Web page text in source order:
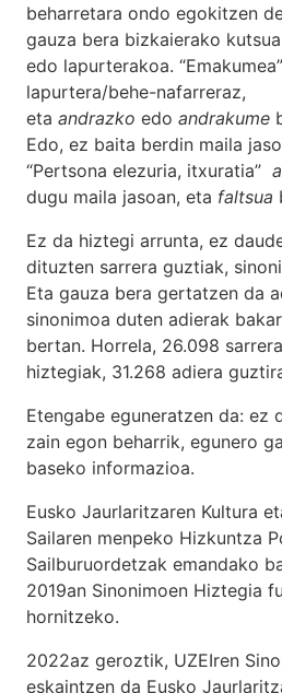
beharretara ondo egokitzen
gauza bera bizkaierako
edo lapurterakoa. “Emakumea”
lapurtera/behe-nafarreraz,
eta andrazko edo andrakume
Edo, ez baita berdin maila
“Pertsona elezuria, itxuratia”
dugu maila jasoan, eta faltsua
Ez da hiztegi arrunta, ez
dituzten sarrera guztiak,
Eta gauza bera gertatzen da
sinonimoa duten adierak
bertan. Horrela, 26.098
hiztegiak, 31.268 adiera
Etengabe eguneratzen da: ez
zain egon beharrik, egunero
baseko informazioa.
Eusko Jaurlaritzaren Kultura
Sailaren menpeko Hizkuntza
Sailburuordetzak emandako
2019an Sinonimoen Hiztegia
hornitzeko.
2022az geroztik, UZEIren
eskaintzen da Eusko